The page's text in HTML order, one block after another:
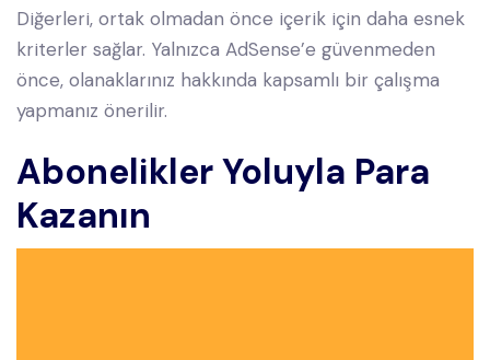
Diğerleri, ortak olmadan önce içerik için daha esnek
kriterler sağlar. Yalnızca AdSense’e güvenmeden
önce, olanaklarınız hakkında kapsamlı bir çalışma
yapmanız önerilir.
Abonelikler Yoluyla Para
Kazanın